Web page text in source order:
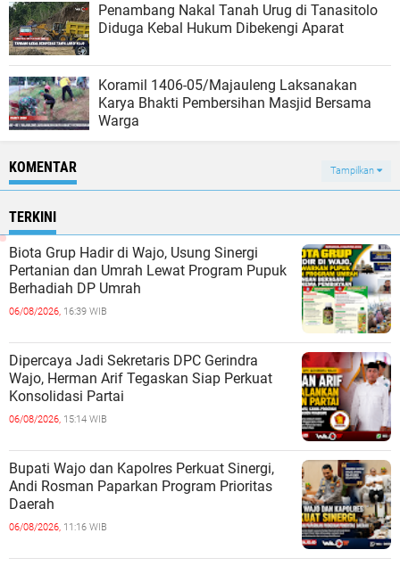
Penambang Nakal Tanah Urug di Tanasitolo
Diduga Kebal Hukum Dibekengi Aparat
Koramil 1406-05/Majauleng Laksanakan
Karya Bhakti Pembersihan Masjid Bersama
Warga
KOMENTAR Tampilkan
TERKINI
Biota Grup Hadir di Wajo, Usung Sinergi
Pertanian dan Umrah Lewat Program Pupuk
Berhadiah DP Umrah
06/08/2026, 16:39 WIB
Dipercaya Jadi Sekretaris DPC Gerindra
Wajo, Herman Arif Tegaskan Siap Perkuat
Konsolidasi Partai
06/08/2026, 15:14 WIB
Bupati Wajo dan Kapolres Perkuat Sinergi,
Andi Rosman Paparkan Program Prioritas
Daerah
06/08/2026, 11:16 WIB